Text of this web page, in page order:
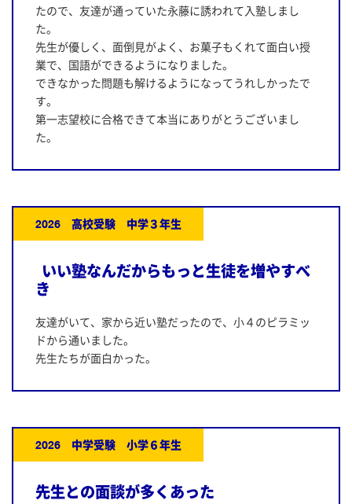
たので、友達が通っていた永藤に誘われて入塾しまし
た。
先生が優しく、面倒見がよく、お菓子もくれて面白い授
業で、国語ができるようになりました。
できなかった問題も解けるようになってうれしかったで
す。
第一志望校に合格できて本当にありがとうございまし
た。
2026 高校受験 中学３年生
いい塾なんだからもっと生徒を増やすべ
き
友達がいて、家から近い塾だったので、小４のピラミッ
ドから通いました。
先生たちが面白かった。
2026 中学受験 小学６年生
先生との面談が多くあった